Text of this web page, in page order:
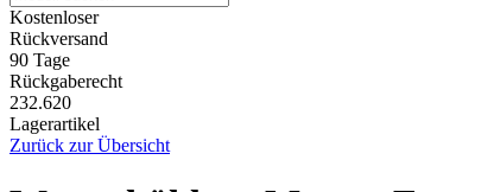
Kostenloser
Rückversand
90 Tage
Rückgaberecht
232.620
Lagerartikel
Zurück zur Übersicht